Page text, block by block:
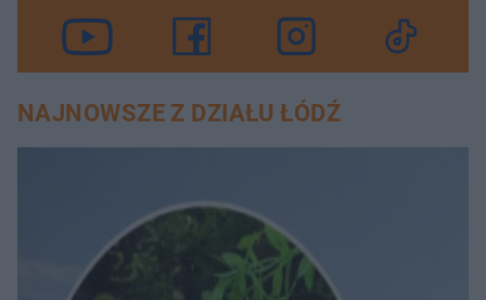
NAJNOWSZE Z DZIAŁU ŁÓDŹ